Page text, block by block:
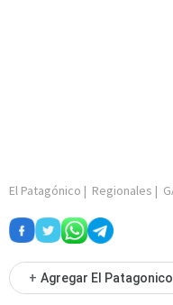
El Patagónico | Regionales |
+ Agregar El